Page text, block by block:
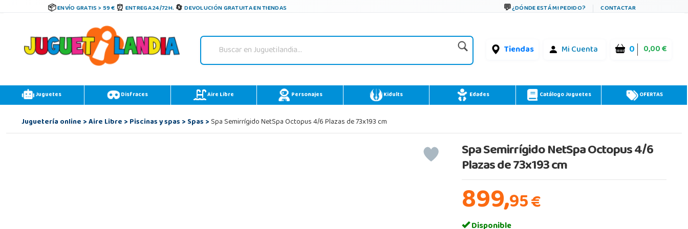
ENVÍO GRATIS > 59 € ENTREGA 24/72H. DEVOLUCIÓN GRATUITA EN TIENDAS ¿DÓNDE ESTÁ MI PEDIDO? CONTACTAR
Tiendas Mi Cuenta 0 0,00 €
Juguetes Disfraces Aire Libre Personajes Kidults Edades Catálogo Juguetes OFERTAS
Juguetería online>Aire Libre>Piscinas y spas>Spas>Spa Semirrígido NetSpa Octopus 4/6 Plazas de 73x193 cm
Spa Semirrígido NetSpa Octopus 4/6
Plazas de 73x193 cm
899,95€